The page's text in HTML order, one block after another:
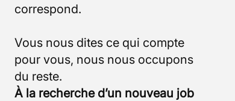
correspond.
Vous nous dites ce qui compte
pour vous, nous nous occupons
À la recherche d’un nouveau job